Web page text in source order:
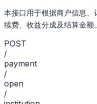
本接口用于根据商户信息
续费、收益分成及结算金额
POST
/
payment
/
open
/